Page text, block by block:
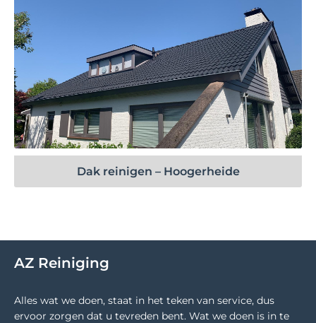
Bekijk project
Dak reinigen – Hoogerheide
AZ Reiniging
Alles wat we doen, staat in het teken van service, dus
ervoor zorgen dat u tevreden bent. Wat we doen is in te